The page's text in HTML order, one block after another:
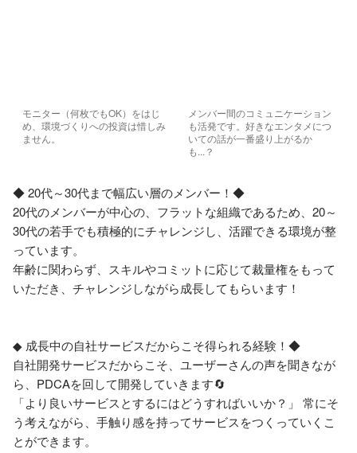
モニター（何枚でもOK）をはじ
め、環境づくりへの投資は惜しみ
ません。
メンバー間のコミュニケーション
も活発です。好きなエンタメにつ
いての話が一番盛り上がるか
も...？
◆ 20代～30代まで幅広い層のメンバー！◆
20代のメンバーが中心の、フラットな組織であるため、20～
30代の若手でも積極的にチャレンジし、活躍できる環境が整
っています。
年齢に関わらず、スキルやコミットに応じて裁量権をもって
いただき、チャレンジしながら成長してもらいます！
◆ 成長中の自社サービスだからこそ得られる経験！◆
自社開発サービスだからこそ、ユーザーさんの声を聞きなが
ら、PDCAを回して開発していきます🔄
「より良いサービスとするにはどうすればいいか？」 常にそ
う考えながら、手触り感を持ってサービスをつくっていくこ
とができます。